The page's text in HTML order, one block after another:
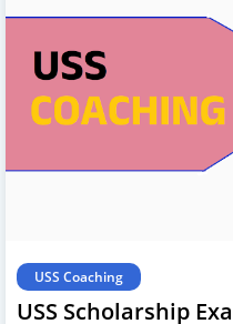
USS Coaching
USS Scholarship